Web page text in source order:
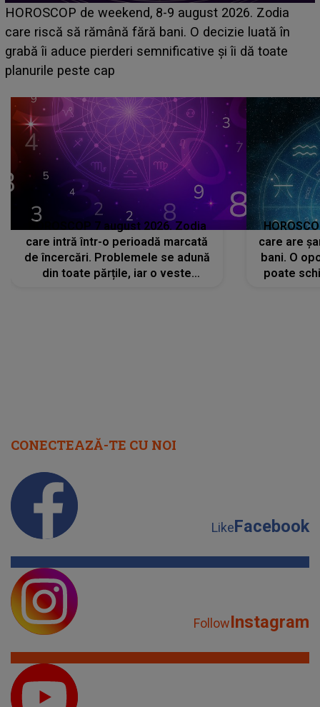
Emanuel a ținut ACEST DETALIU ASCUNS până
acum! În fața Alexandrei, concurentul din Casa Iubirii
face o MĂRTURISIRE NEAȘTEPTATĂ despre mama
sa: "I-am spus și ei în față, eu nu te iubesc pentru
HOROSCOP 7 august 2026. Zodia
care intră într-o perioadă marcată
de încercări. Problemele se adună
din toate părțile, iar o veste
care are
bani. O
poate
CONECTEAZĂ-TE CU NOI
LikeFacebook
FollowInstagram